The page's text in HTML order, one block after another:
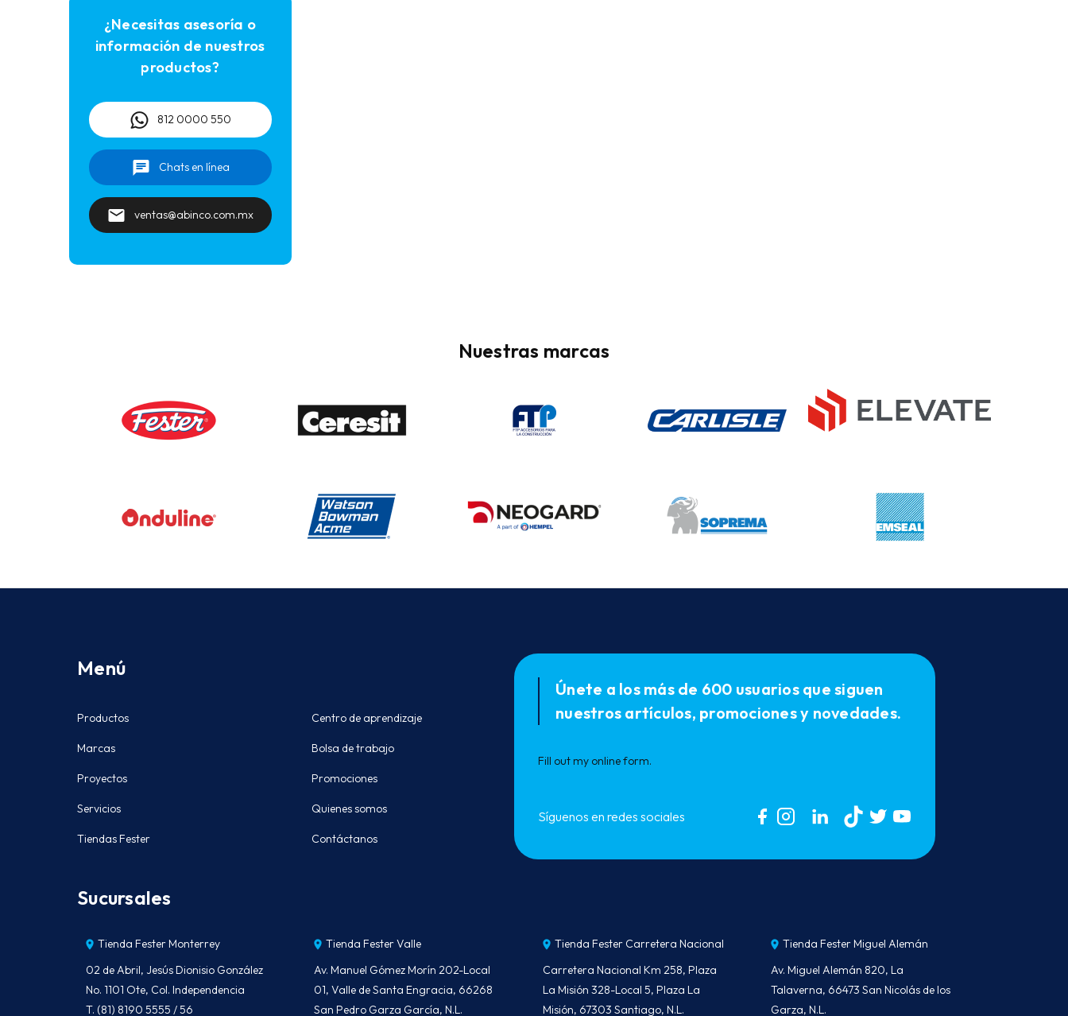
¿Necesitas asesoría o
información de nuestros
productos?
812 0000 550
Chats en línea
ventas@abinco.com.mx
Nuestras marcas
Menú
Productos
Marcas
Proyectos
Servicios
Tiendas Fester
Centro de aprendizaje
Bolsa de trabajo
Promociones
Quienes somos
Contáctanos
Únete a los más de 600 usuarios que siguen
nuestros artículos, promociones y novedades.
Fill out my online form.
Síguenos en redes sociales
Sucursales
Tienda Fester Monterrey
02 de Abril, Jesús Dionisio González
No. 1101 Ote, Col. Independencia
T. (81) 8190 5555 / 56
Tienda Fester Valle
Av. Manuel Gómez Morín 202-Local
01, Valle de Santa Engracia, 66268
San Pedro Garza García, N.L.
Tienda Fester Carretera Nacional
Carretera Nacional Km 258, Plaza
La Misión 328-Local 5, Plaza La
Misión, 67303 Santiago, N.L.
Tienda Fester Miguel Alemán
Av. Miguel Alemán 820, La
Talaverna, 66473 San Nicolás de los
Garza, N.L.